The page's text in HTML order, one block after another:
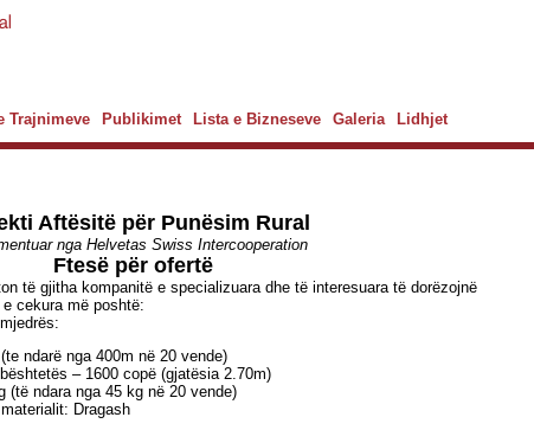
Trajnimeve Publikimet Lista e Bizneseve Galeria Lidhjet
Aftësitë për Punësim Rural
nga Helvetas Swiss Intercooperation
Ftesë për ofertë
të gjitha kompanitë e specializuara dhe të interesuara të dorëzojnë
cekura më poshtë:
ndarë nga 400m në 20 vende)
– 1600 copë (gjatësia 2.70m)
(të ndara nga 45 kg në 20 vende)
Dragash